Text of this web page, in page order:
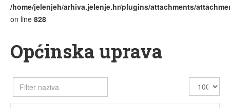
/home/jelenjeh/arhiva.jelenje.hr/plugins/attachments/
on line 828
Općinska uprava
Filter
naziva
Prikaz
#